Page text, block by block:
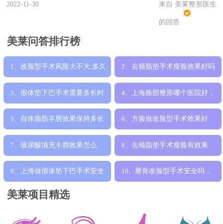
2022-11-30 来自 美莱整形医生
的回答
美莱问答排行榜
1、 改脸型手术风险大不大,多久
才能恢复自
2、 去颊脂垫手术瘦脸效果好吗
多少钱
3、 假体垫下巴手术需要多长时
间恢复，效果
4、 上海脸部整形哪个医院好，
哪家专业
5、 自体脂肪丰唇效果保持多长
时间,手术安
6、 方脸做改脸型手术效果好
吗，安全吗
7、 玻尿酸填充丰唇效果怎么
样，手术安全吗
8、 去颊脂垫手术瘦脸有效果
吗，安全吗
9、 上海做假体垫下巴手术安全
吗，丰下巴效
10、 磨骨改脸型手术安全吗，
美莱项目精选